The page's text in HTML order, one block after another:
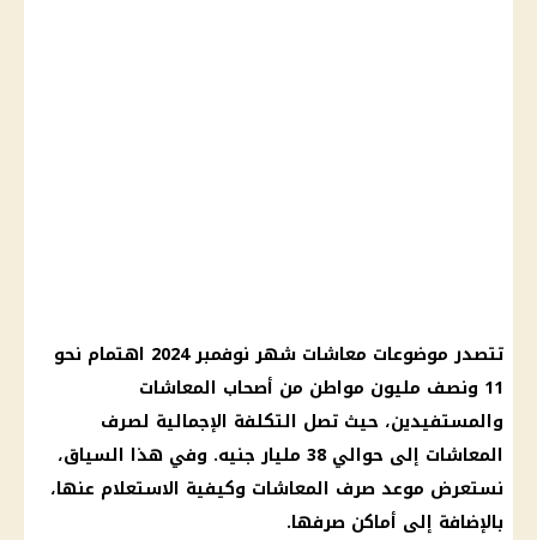
تتصدر موضوعات معاشات شهر نوفمبر 2024 اهتمام نحو
11 ونصف مليون مواطن من أصحاب المعاشات
والمستفيدين، حيث تصل التكلفة الإجمالية لصرف
المعاشات إلى حوالي 38 مليار جنيه. وفي هذا السياق،
نستعرض موعد صرف المعاشات وكيفية الاستعلام عنها،
بالإضافة إلى أماكن صرفها.